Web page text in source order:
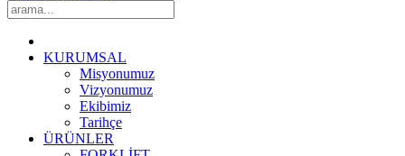
KURUMSAL
Misyonumuz
Vizyonumuz
Ekibimiz
Tarihçe
ÜRÜNLER